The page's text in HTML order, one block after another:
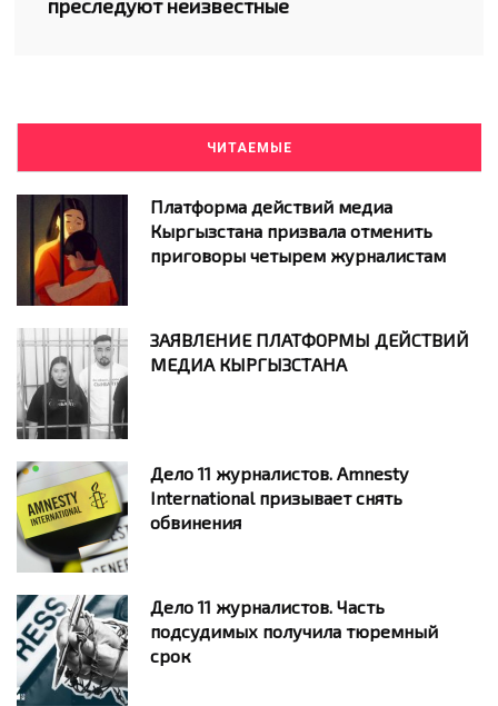
преследуют неизвестные
ЧИТАЕМЫЕ
Платформа действий медиа
Кыргызстана призвала отменить
приговоры четырем журналистам
ЗАЯВЛЕНИЕ ПЛАТФОРМЫ ДЕЙСТВИЙ
МЕДИА КЫРГЫЗСТАНА
Дело 11 журналистов. Amnesty
International призывает снять
обвинения
Дело 11 журналистов. Часть
подсудимых получила тюремный
срок